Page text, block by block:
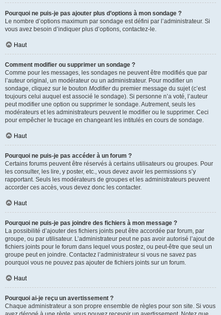
Pourquoi ne puis-je pas ajouter plus d’options à mon sondage ?
Le nombre d’options maximum par sondage est défini par l’administrateur. Si
vous avez besoin d’indiquer plus d’options, contactez-le.
Haut
Comment modifier ou supprimer un sondage ?
Comme pour les messages, les sondages ne peuvent être modifiés que par
l’auteur original, un modérateur ou un administrateur. Pour modifier un
sondage, cliquez sur le bouton Modifierdu premier message du sujet (c’est
toujours celui auquel est associé le sondage). Si personne n’a voté, l’auteur
peut modifier une option ou supprimer le sondage. Autrement, seuls les
modérateurs et les administrateurs peuvent le modifier ou le supprimer. Ceci
pour empêcher le trucage en changeant les intitulés en cours de sondage.
Haut
Pourquoi ne puis-je pas accéder à un forum ?
Certains forums peuvent être réservés à certains utilisateurs ou groupes. Pour
les consulter, les lire, y poster, etc., vous devez avoir les permissions s’y
rapportant. Seuls les modérateurs de groupes et les administrateurs peuvent
accorder ces accès, vous devez donc les contacter.
Haut
Pourquoi ne puis-je pas joindre des fichiers à mon message ?
La possibilité d’ajouter des fichiers joints peut être accordée par forum, par
groupe, ou par utilisateur. L’administrateur peut ne pas avoir autorisé l’ajout de
fichiers joints pour le forum dans lequel vous postez, ou peut-être que seul un
groupe peut en joindre. Contactez l’administrateur si vous ne savez pas
pourquoi vous ne pouvez pas ajouter de fichiers joints sur un forum.
Haut
Pourquoi ai-je reçu un avertissement ?
Chaque administrateur a son propre ensemble de règles pour son site. Si vous